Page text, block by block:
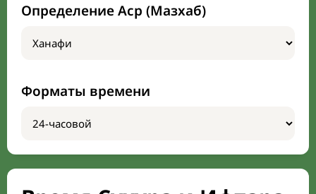
Определение Аср (Мазхаб)
Форматы времени